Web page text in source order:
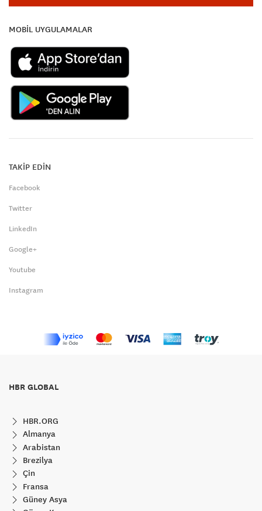
MOBİL UYGULAMALAR
TAKİP EDİN
Facebook
Twitter
LinkedIn
Google+
Youtube
Instagram
HBR GLOBAL
HBR.ORG
Almanya
Arabistan
Brezilya
Çin
Fransa
Güney Asya